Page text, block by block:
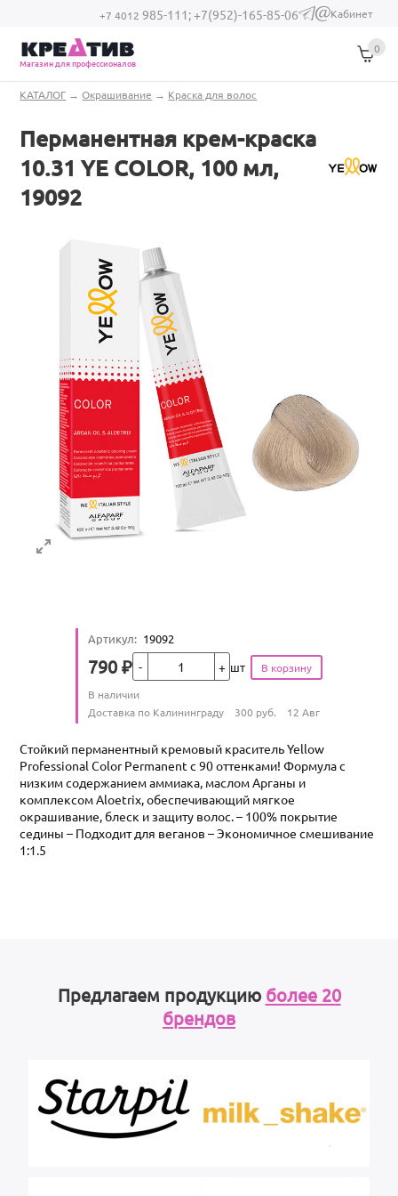
Перейти к основному содержанию
+7 4012 985-111;+7(952)-165-85-06
(link sends e-
Кабинет
Магазин для профессионалов
0
Вы здесь
КАТАЛОГ →Окрашивание → Краска для волос
Перманентная крем-краска
10.31 YE COLOR, 100 мл,
19092
Артикул: 19092
Цена
790 ₽ шт
Количество
В наличии
Условия доставки
Доставка по Калининграду 300 руб. 12 Авг
Стойкий перманентный кремовый краситель Yellow
Professional Color Permanent с 90 оттенками! Формула с
низким содержанием аммиака, маслом Арганы и
комплексом Aloetrix, обеспечивающий мягкое
окрашивание, блеск и защиту волос. – 100% покрытие
седины – Подходит для веганов – Экономичное смешивание
1:1.5
Предлагаем продукцию более 20
брендов